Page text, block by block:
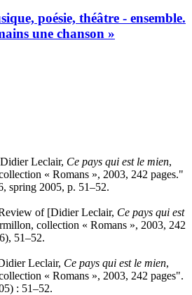
poésie, théâtre - ensemble.
une chanson »
Leclair, Ce pays qui est le mien,
« Romans », 2003, 242 pages."
spring 2005, p. 51–52.
of [Didier Leclair, Ce pays qui est
collection « Romans », 2003, 242
51–52.
Leclair, Ce pays qui est le mien,
« Romans », 2003, 242 pages".
: 51–52.